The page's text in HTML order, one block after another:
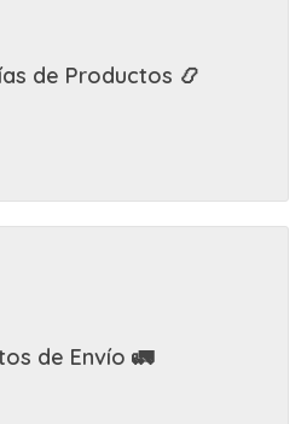
de Productos 📿
de Envío 🚛